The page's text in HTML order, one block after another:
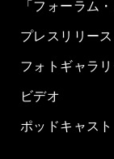
「フォーラム
プレスリリース
フォトギャラ
ビデオ
ポッドキャスト